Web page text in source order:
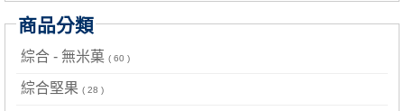
商品分類
綜合 - 無米菓 ( 60 )
綜合堅果 ( 28 )